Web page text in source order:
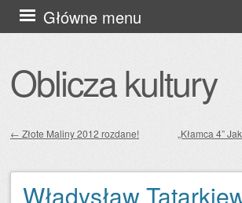
Oblicza kultury
Główne menu
Przejdź
do
← Złote Maliny 2012 rozdane! „Kłamca 4”
Władysław